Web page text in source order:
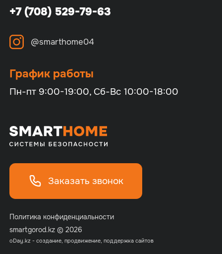
Заказать звонок
Политика конфиденциальности
smartgorod.kz © 2026
o Day.kz - создание, продвижение, поддержка сайтов
+7 (708) 529-79-63
@smarthome04
График работы
Пн-пт 9:00-19:00, Сб-Вс 10:00-18:00